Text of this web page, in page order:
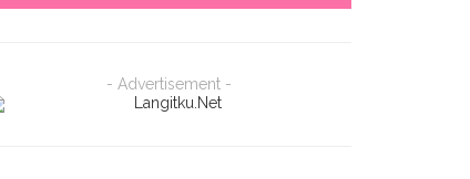
- Advertisement -